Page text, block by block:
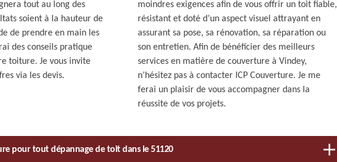
tout au long des
soient à la hauteur de
de prendre en main les
des conseils pratique
toiture. Je vous invite
via les devis.
moindres exigences afin de vous offrir un toit fiable,
résistant et doté d’un aspect visuel attrayant en
assurant sa pose, sa rénovation, sa réparation ou
son entretien. Afin de bénéficier des meilleurs
services en matière de couverture à Vindey,
n’hésitez pas à contacter ICP Couverture. Je me
ferai un plaisir de vous accompagner dans la
réussite de vos projets.
pour tout dépannage de toit dans le 51120